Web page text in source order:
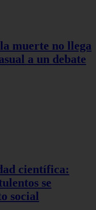
muerte no llega
a un debate
científica:
se
social